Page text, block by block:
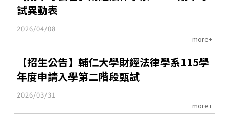
試異動表
2026/04/08
more+
【招生公告】輔仁大學財經法律學系115學
年度申請入學第二階段甄試
2026/03/31
more+